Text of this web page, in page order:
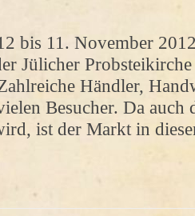
bis 11. November
Jülicher
Händler,
Besucher. Da auch
ist der Markt in